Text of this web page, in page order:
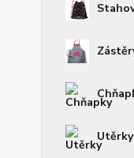
Utěrky